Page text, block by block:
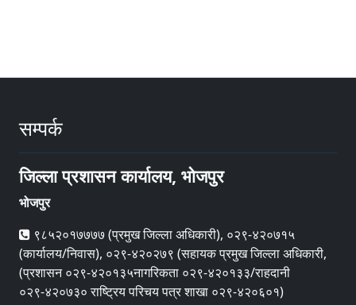
सम्पर्क
जिल्ला प्रशासन कार्यालय, भोजपुर
भोजपुर
९८५२०१७७७७ (प्रमुख जिल्ला अधिकारी), ०२९-४२०७१५
(कार्यालय/निवास), ०२९-४२०२७९ (सहायक प्रमुख जिल्ला अधिकारी,
(प्रशासन ०२९-४२०१३५नागरिकता ०२९-४२०१३३/राहदानी
०२९-४२०७३० राष्ट्रिय परिचय पत्र शाखा ०२९-४२०६०१)